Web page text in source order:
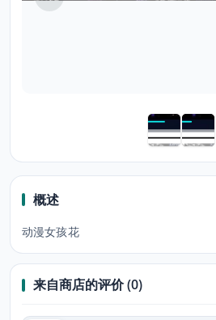
概述
动漫女孩花
来自商店的评价 (0)